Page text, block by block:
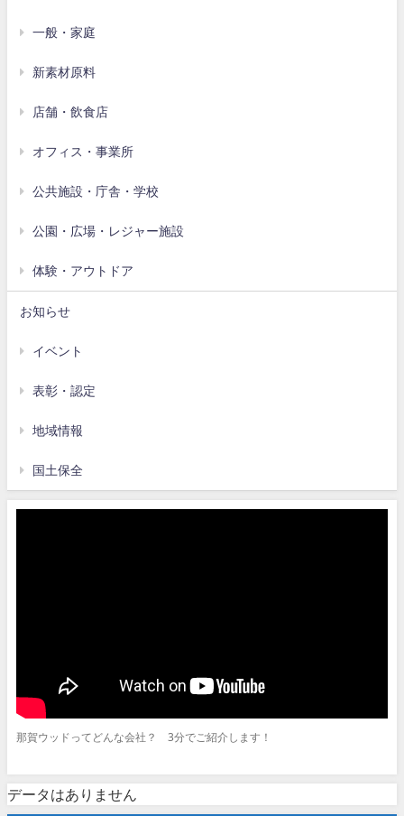
一般・家庭
新素材原料
店舗・飲食店
オフィス・事業所
公共施設・庁舎・学校
公園・広場・レジャー施設
体験・アウトドア
お知らせ
イベント
表彰・認定
地域情報
国土保全
那賀ウッドってどんな会社？ 3分でご紹介します！
データはありません